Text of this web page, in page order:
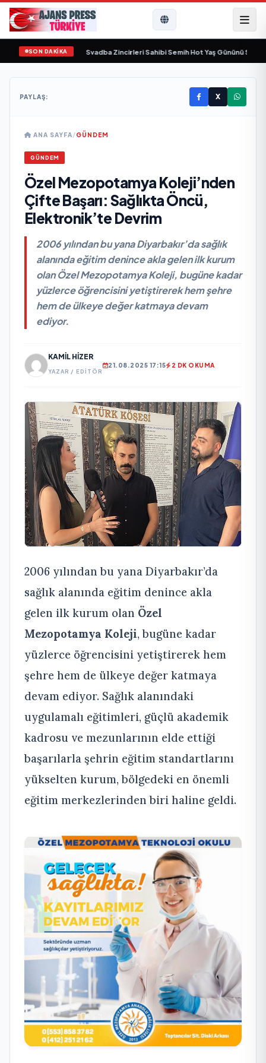
SON DAKİKA
yaşamını yitirdi• Svadba Zincirleri Sahibi Semih Hot Yaş Gününü Sanat
PAYLAŞ: X
ANA SAYFA/GÜNDEM
GÜNDEM
Özel Mezopotamya Koleji’nden
Çifte Başarı: Sağlıkta Öncü,
Elektronik’te Devrim
2006 yılından bu yana Diyarbakır’da sağlık
alanında eğitim denince akla gelen ilk kurum
olan Özel Mezopotamya Koleji, bugüne kadar
yüzlerce öğrencisini yetiştirerek hem şehre
hem de ülkeye değer katmaya devam
ediyor.
KAMIL HIZER
YAZAR / EDITÖR
21.08.2025 17:15 2 DK OKUMA
2006 yılından bu yana Diyarbakır’da
sağlık alanında eğitim denince akla
gelen ilk kurum olan Özel
Mezopotamya Koleji, bugüne kadar
yüzlerce öğrencisini yetiştirerek hem
şehre hem de ülkeye değer katmaya
devam ediyor. Sağlık alanındaki
uygulamalı eğitimleri, güçlü akademik
kadrosu ve mezunlarının elde ettiği
başarılarla şehrin eğitim standartlarını
yükselten kurum, bölgedeki en önemli
eğitim merkezlerinden biri haline geldi.